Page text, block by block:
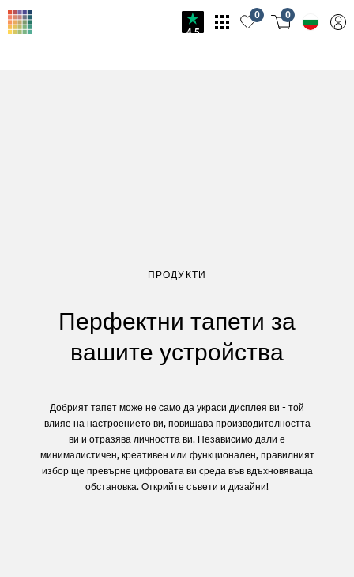
4.5
0 0
ПРОДУКТИ
Перфектни тапети за
вашите устройства
Добрият тапет може не само да украси дисплея ви - той
влияе на настроението ви, повишава производителността
ви и отразява личността ви. Независимо дали е
минималистичен, креативен или функционален, правилният
избор ще превърне цифровата ви среда във вдъхновяваща
обстановка. Открийте съвети и дизайни!